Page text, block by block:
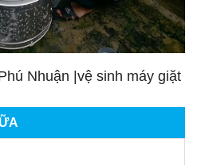
Nhuận |vệ sinh máy giặt